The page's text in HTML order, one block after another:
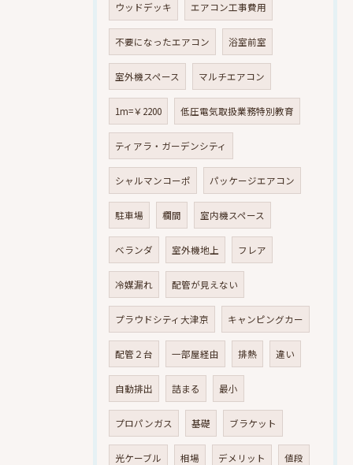
ウッドデッキ エアコン工事費用
不要になったエアコン 浴室前室
室外機スペース マルチエアコン
1m=￥2200 低圧電気取扱業務特別教育
ティアラ・ガーデンシティ
シャルマンコーポ パッケージエアコン
駐車場 欄間 室内機スペース
ベランダ 室外機地上 フレア
冷媒漏れ 配管が見えない
プラウドシティ大津京 キャンピングカー
配管２台 一部屋経由 排熱 違い
自動排出 詰まる 最小
プロパンガス 基礎 ブラケット
光ケーブル 相場 デメリット 値段